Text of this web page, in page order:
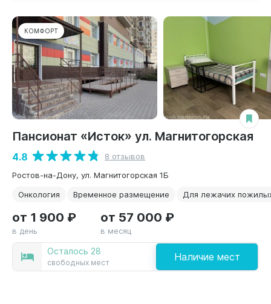
КОМФОРТ
Пансионат «Исток» ул. Магнитогорская
4.8
8 отзывов
Ростов-на-Дону, ул. Магнитогорская 1Б
Онкология
Временное размещение Для лежачих
Осталось 28
свободных мест Наличие мест
от 1 900 ₽
в день
от 57 000 ₽
в месяц